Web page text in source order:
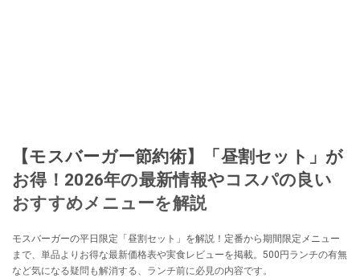
【モスバーガー節約術】「昼割セット」が
お得！2026年の最新情報やコスパの良い
おすすめメニューを解説
モスバーガーの平日限定「昼割セット」を解説！定番から期間限定メニュー
まで、単品よりお得な最新価格表や実食レビューを掲載。500円ランチの有無
など気になる疑問も解消する、ランチ前に必見の内容です。